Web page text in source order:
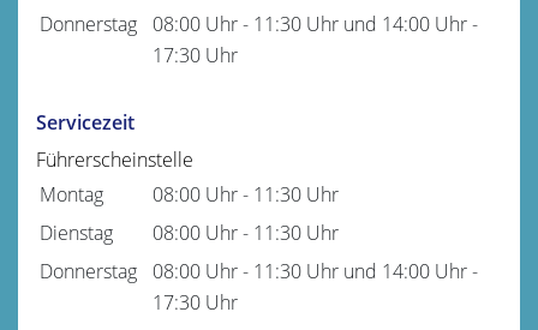
Donnerstag
08:00 Uhr- 11:30 Uhr und 14:00 Uhr-
17:30 Uhr
Servicezeit
Führerscheinstelle
Montag
08:00 Uhr- 11:30 Uhr
Dienstag
08:00 Uhr- 11:30 Uhr
Donnerstag
08:00 Uhr- 11:30 Uhr und 14:00 Uhr-
17:30 Uhr